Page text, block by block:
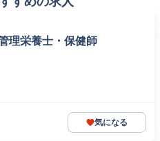
理栄養士・保健師
気になる